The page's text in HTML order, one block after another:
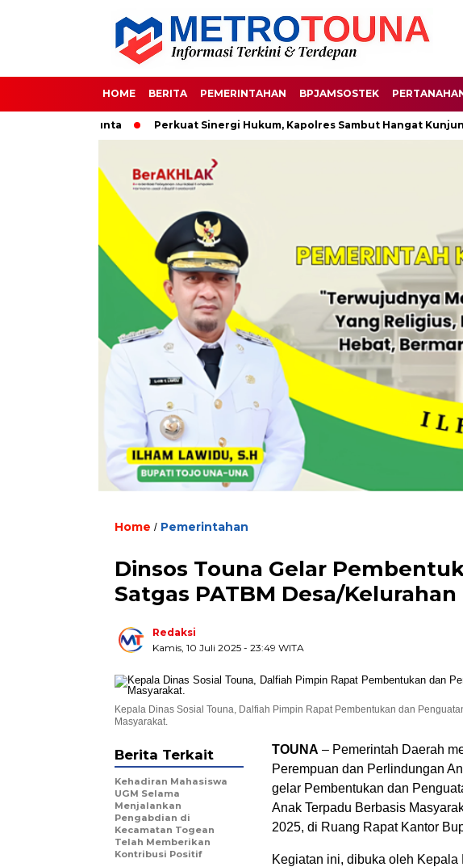
HOME BERITA PEMERINTAHAN BPJAMSOSTEK
Perkuat Sinergi Hukum, Kapolres Sambut Hangat Kunjungan
Home / Pemerintahan
Dinsos Touna Gelar
Satgas PATBM Desa/Kelurahan
Redaksi
Kamis, 10 Juli 2025 - 23:49 WITA
Kepala Dinas Sosial Touna, Dalfiah Pimpin Rapat Pembentukan dan
Masyarakat.
TOUNA – Pemerintah Daerah
Perempuan dan Perlindungan
gelar Pembentukan dan
Anak Terpadu Berbasis
2025, di Ruang Rapat Kantor
Kegiatan ini, dibuka oleh Kepala
Berita Terkait
Kehadiran Mahasiswa
UGM Selama
Menjalankan
Pengabdian di
Kecamatan Togean
Telah Memberikan
Kontribusi Positif